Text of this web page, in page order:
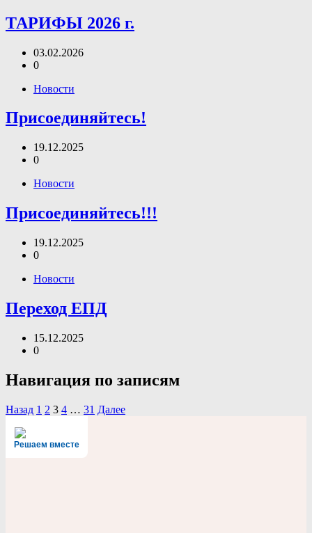
ТАРИФЫ 2026 г.
03.02.2026
0
Новости
Присоединяйтесь!
19.12.2025
0
Новости
Присоединяйтесь!!!
19.12.2025
0
Новости
Переход ЕПД
15.12.2025
0
Навигация по записям
Назад 1 2 3 4 … 31 Далее
Решаем вместе